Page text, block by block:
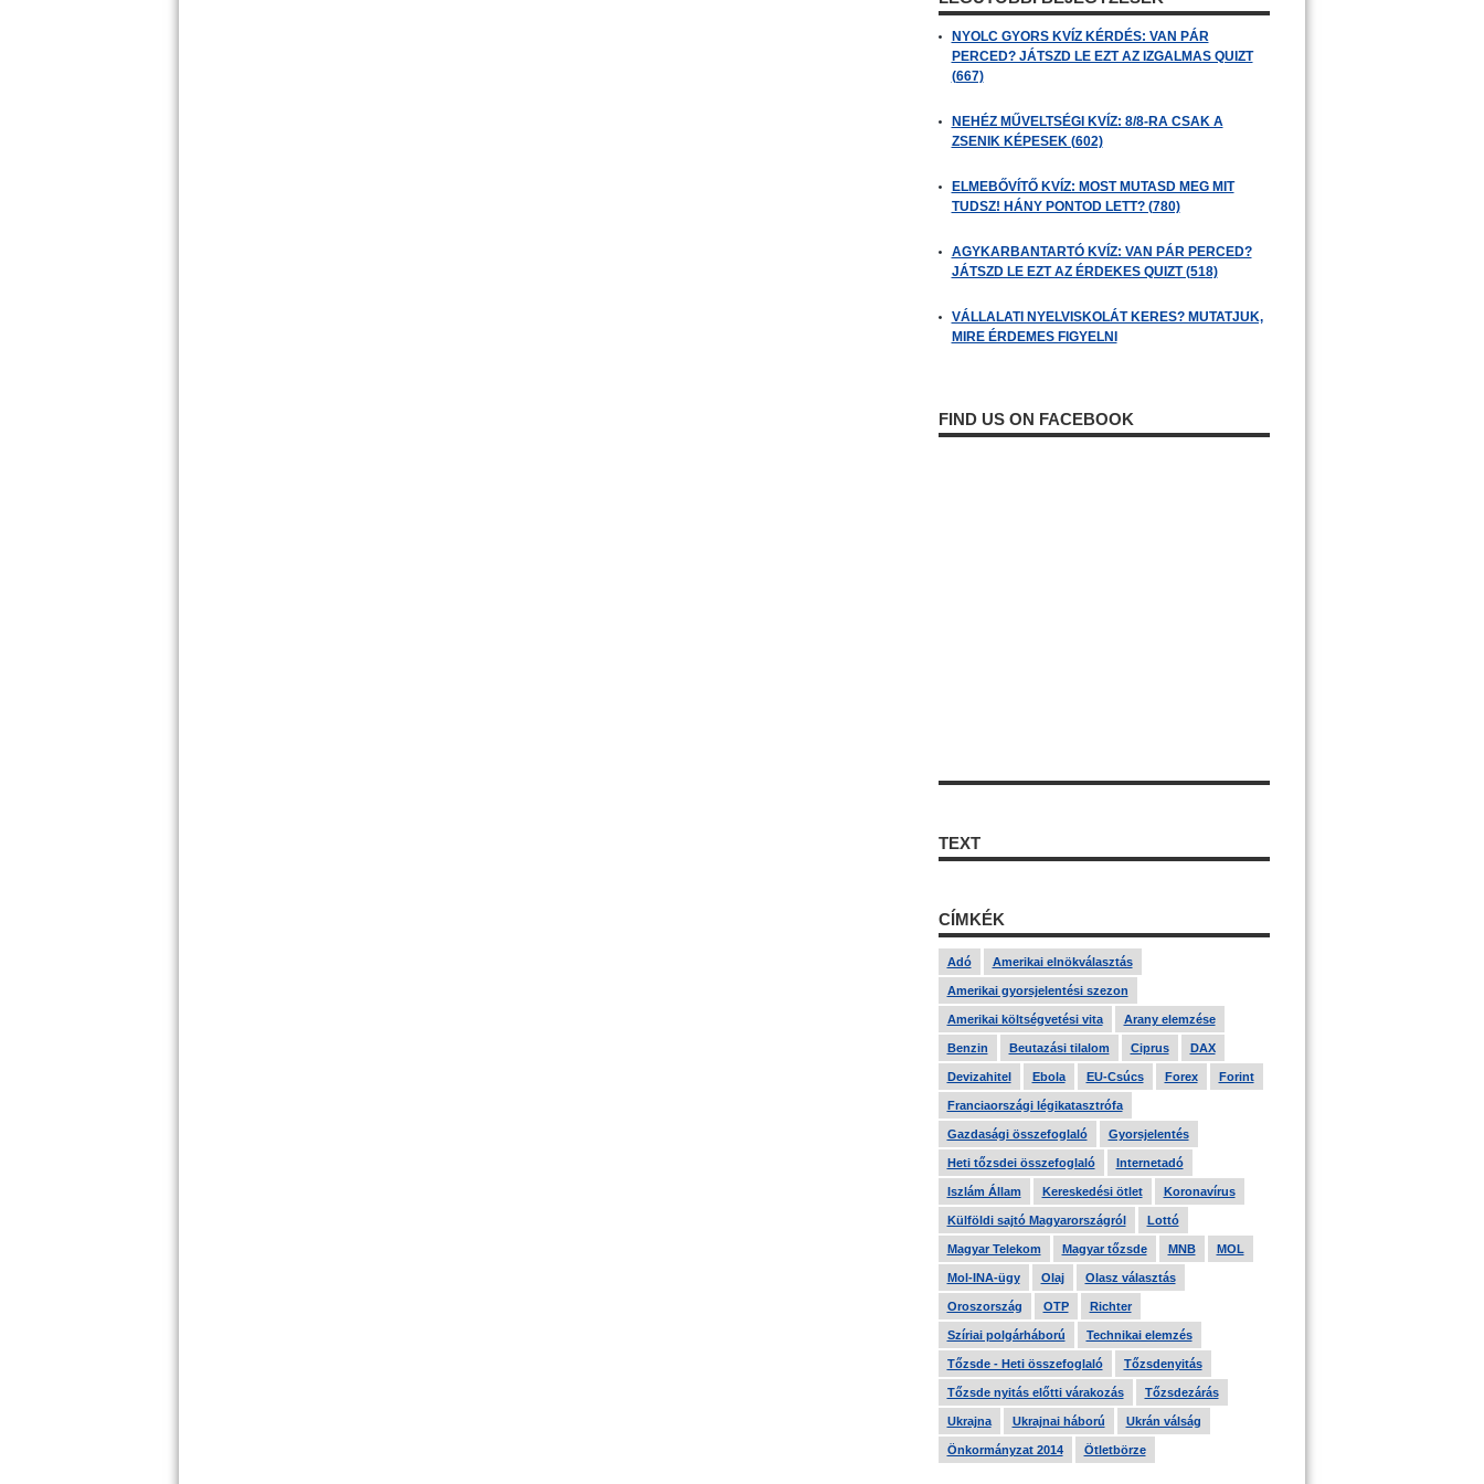
NYOLC GYORS KVÍZ KÉRDÉS: VAN PÁR
PERCED? JÁTSZD LE EZT AZ IZGALMAS QUIZT
(667)
NEHÉZ MŰVELTSÉGI KVÍZ: 8/8-RA CSAK A
ZSENIK KÉPESEK (602)
ELMEBŐVÍTŐ KVÍZ: MOST MUTASD MEG MIT
TUDSZ! HÁNY PONTOD LETT? (780)
AGYKARBANTARTÓ KVÍZ: VAN PÁR PERCED?
JÁTSZD LE EZT AZ ÉRDEKES QUIZT (518)
VÁLLALATI NYELVISKOLÁT KERES? MUTATJUK,
MIRE ÉRDEMES FIGYELNI
FIND US ON FACEBOOK
TEXT
CÍMKÉK
Adó Amerikai elnökválasztás
Amerikai gyorsjelentési szezon
Amerikai költségvetési vita Arany elemzése
Benzin Beutazási tilalom Ciprus DAX
Devizahitel Ebola EU-Csúcs Forex Forint
Franciaországi légikatasztrófa
Gazdasági összefoglaló Gyorsjelentés
Heti tőzsdei összefoglaló Internetadó
Iszlám Állam Kereskedési ötlet Koronavírus
Külföldi sajtó Magyarországról Lottó
Magyar Telekom Magyar tőzsde MNB MOL
Mol-INA-ügy Olaj Olasz választás
Oroszország OTP Richter
Szíriai polgárháború Technikai elemzés
Tőzsde - Heti összefoglaló Tőzsdenyitás
Tőzsde nyitás előtti várakozás Tőzsdezárás
Ukrajna Ukrajnai háború Ukrán válság
Önkormányzat 2014 Ötletbörze